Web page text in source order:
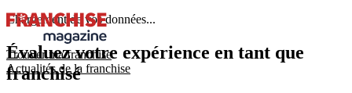
Trouver ma franchise
Actualités de la franchise
Chargement de vos données...
Évaluez votre expérience en tant que
franchisé